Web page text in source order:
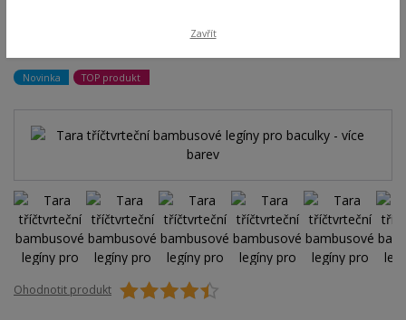
Novinka TOP produkt
Ohodnotit produkt
Zavřít